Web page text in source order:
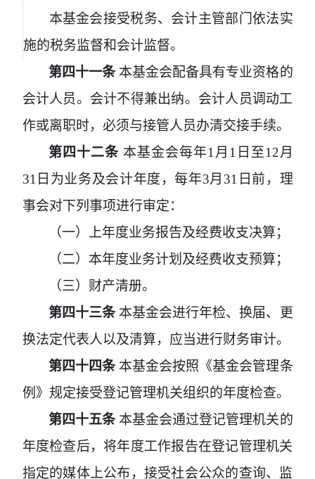
本基金会接受税务、会计主管部门依法实
施的税务监督和会计监督。
第四十一条 本基金会配备具有专业资格的
会计人员。会计不得兼出纳。会计人员调动工
作或离职时，必须与接管人员办清交接手续。
第四十二条 本基金会每年1 月 1 日至12月
31 日为业务及会计年度，每年3月 31 日前，理
事会对下列事项进行审定：
（一）上年度业务报告及经费收支决算；
（二）本年度业务计划及经费收支预算；
（三）财产清册。
第四十三条 本基金会进行年检、换届、更
换法定代表人以及清算，应当进行财务审计。
第四十四条 本基金会按照《基金会管理条
例》规定接受登记管理机关组织的年度检查。
第四十五条 本基金会通过登记管理机关的
年度检查后，将年度工作报告在登记管理机关
指定的媒体上公布，接受社会公众的查询、监